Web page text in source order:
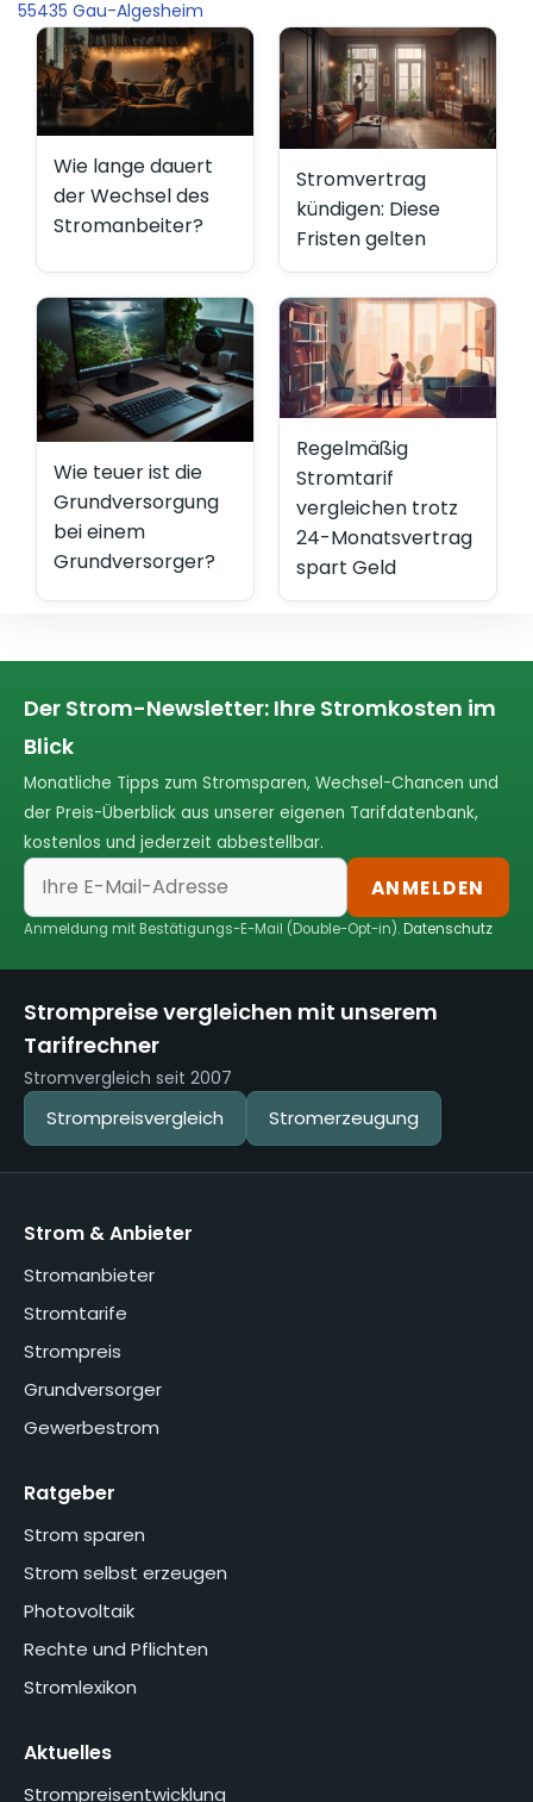
55435 Gau-Algesheim
Wie lange dauert
der Wechsel des
Stromanbeiter?
Stromvertrag
kündigen: Diese
Fristen gelten
Wie teuer ist die
Grundversorgung
bei einem
Grundversorger?
Regelmäßig
Stromtarif
vergleichen trotz
24-Monatsvertrag
spart Geld
Der Strom-Newsletter: Ihre Stromkosten im
Blick
Monatliche Tipps zum Stromsparen, Wechsel-Chancen und
der Preis-Überblick aus unserer eigenen Tarifdatenbank,
kostenlos und jederzeit abbestellbar.
ANMELDEN
Anmeldung mit Bestätigungs-E-Mail (Double-Opt-in).Datenschutz
Strompreise vergleichen mit unserem
Tarifrechner
Stromvergleich seit 2007
Strompreisvergleich Stromerzeugung
Strom & Anbieter
Stromanbieter
Stromtarife
Strompreis
Grundversorger
Gewerbestrom
Ratgeber
Strom sparen
Strom selbst erzeugen
Photovoltaik
Rechte und Pflichten
Stromlexikon
Aktuelles
Strompreisentwicklung